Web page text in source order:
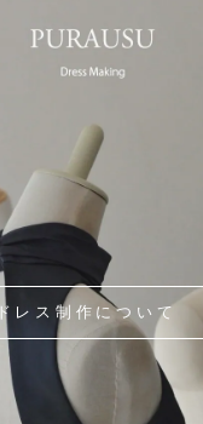
ドレス制作について